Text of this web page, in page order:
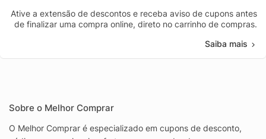
Ative a extensão de descontos e receba aviso de cupons antes
de finalizar uma compra online, direto no carrinho de compras.
Saiba mais
Sobre o Melhor Comprar
O Melhor Comprar é especializado em cupons de desconto,